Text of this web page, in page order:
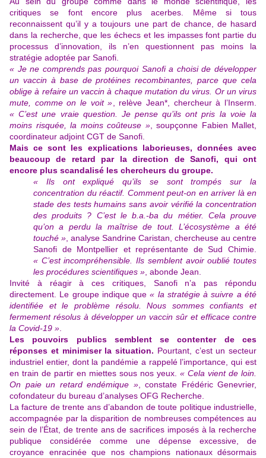
critiques se font encore plus acerbes. Même si tous
reconnaissent qu’il y a toujours une part de chance, de hasard
dans la recherche, que les échecs et les impasses font partie du
processus d’innovation, ils n’en questionnent pas moins la
stratégie adoptée par Sanofi.
« Je ne comprends pas pourquoi Sanofi a choisi de développer
un vaccin à base de protéines recombinantes, parce que cela
oblige à refaire un vaccin à chaque mutation du virus. Or un virus
mute, comme on le voit » , relève Jean*, chercheur à l’Inserm.
« C’est une vraie question. Je pense qu’ils ont pris la voie la
moins risquée, la moins coûteuse », soupçonne Fabien Mallet,
coordinateur adjoint CGT de Sanofi.
Mais ce sont les explications laborieuses, données avec
beaucoup de retard par la direction de Sanofi, qui ont
encore plus scandalisé les chercheurs du groupe.
« Ils ont expliqué qu’ils se sont trompés sur la
concentration du réactif. Comment peut-on en arriver là en
stade des tests humains sans avoir vérifié la concentration
des produits ? C’est le b.a.-ba du métier. Cela prouve
qu’on a perdu la maîtrise de tout. L’écosystème a été
touché » , analyse Sandrine Caristan, chercheuse au centre
Sanofi de Montpellier et représentante de Sud Chimie.
« C’est incompréhensible. Ils semblent avoir oublié toutes
les procédures scientifiques » , abonde Jean.
Invité à réagir à ces critiques, Sanofi n’a pas répondu
directement. Le groupe indique que« la stratégie à suivre a été
identifiée et le problème résolu. Nous sommes confiants et
fermement résolus à développer un vaccin sûr et efficace contre
la Covid-19 »
Les pouvoirs publics semblent se contenter de ces
réponses et minimiser la situation. Pourtant, c’est un secteur
industriel entier, dont la pandémie a rappelé l’importance, qui est
en train de partir en miettes sous nos yeux. « Cela vient de loin.
On paie un retard endémique », constate Frédéric Genevrier,
cofondateur du bureau d’analyses OFG Recherche.
La facture de trente ans d’abandon de toute politique industrielle,
accompagnée par la disparition de nombreuses compétences au
sein de l’État, de trente ans de sacrifices imposés à la recherche
publique considérée comme une dépense excessive, de
croyance enracinée que nos champions nationaux désormais